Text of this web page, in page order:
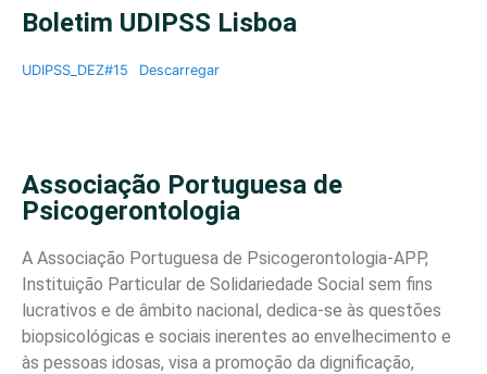
Boletim UDIPSS Lisboa
UDIPSS_DEZ#15 Descarregar
Associação Portuguesa de
Psicogerontologia
A Associação Portuguesa de Psicogerontologia-APP,
Instituição Particular de Solidariedade Social sem fins
lucrativos e de âmbito nacional, dedica-se às questões
biopsicológicas e sociais inerentes ao envelhecimento e
às pessoas idosas, visa a promoção da dignificação,